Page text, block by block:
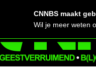
CNNBS maakt
Wil je meer weten